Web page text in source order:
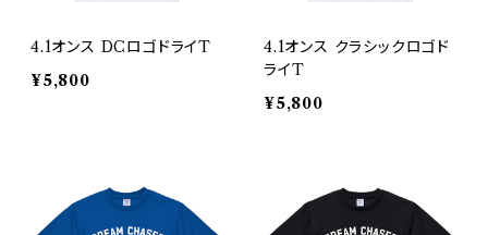
4.1オンス DCロゴドライT
¥5,800
4.1オンス クラシックロゴド
ライT
¥5,800